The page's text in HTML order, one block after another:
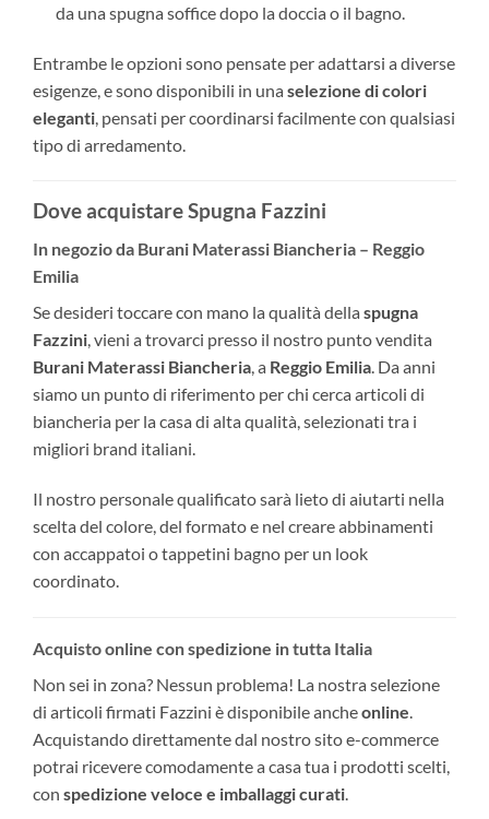
da una spugna soffice dopo la doccia o il bagno.
Entrambe le opzioni sono pensate per adattarsi a diverse
esigenze, e sono disponibili in una selezione di colori
eleganti , pensati per coordinarsi facilmente con qualsiasi
tipo di arredamento.
Dove acquistare Spugna Fazzini
In negozio da Burani Materassi Biancheria – Reggio
Emilia
Se desideri toccare con mano la qualità della spugna
Fazzini, vieni a trovarci presso il nostro punto vendita
Burani Materassi Biancheria, a Reggio Emilia. Da anni
siamo un punto di riferimento per chi cerca articoli di
biancheria per la casa di alta qualità, selezionati tra i
migliori brand italiani.
Il nostro personale qualificato sarà lieto di aiutarti nella
scelta del colore, del formato e nel creare abbinamenti
con accappatoi o tappetini bagno per un look
coordinato.
Acquisto online con spedizione in tutta Italia
Non sei in zona? Nessun problema! La nostra selezione
di articoli firmati Fazzini è disponibile ancheonline
Acquistando direttamente dal nostro sito e-commerce
potrai ricevere comodamente a casa tua i prodotti scelti,
con spedizione veloce e imballaggi curati